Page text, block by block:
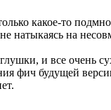
какое-то
натыкаясь на
и все очень
фич будущей